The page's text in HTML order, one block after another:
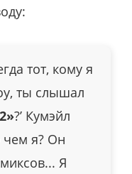
тот, кому я
ты слышал
?’ Кумэйл
чем я? Он
Я